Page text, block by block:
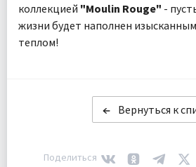
коллекцией "Moulin Rouge" -
жизни будет наполнен
теплом!
Вернуться к
Поделиться